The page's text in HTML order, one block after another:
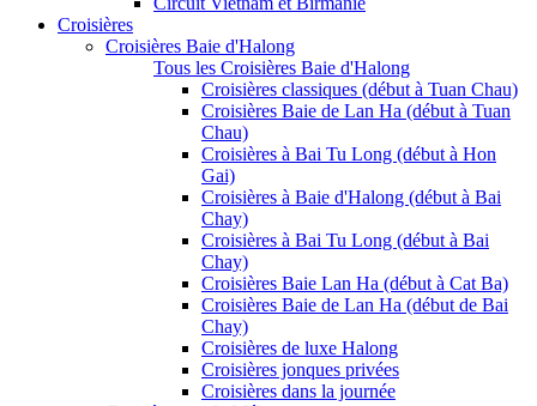
Croisières
Croisières Baie d'Halong
Tous les Croisières Baie d'Halong
Croisières classiques (début à Tuan Chau)
Croisières Baie de Lan Ha (début à Tuan
Chau)
Croisières à Bai Tu Long (début à Hon
Gai)
Croisières à Baie d'Halong (début à Bai
Chay)
Croisières à Bai Tu Long (début à Bai
Chay)
Croisières Baie Lan Ha (début à Cat Ba)
Croisières Baie de Lan Ha (début de Bai
Chay)
Croisières de luxe Halong
Croisières jonques privées
Croisières dans la journée